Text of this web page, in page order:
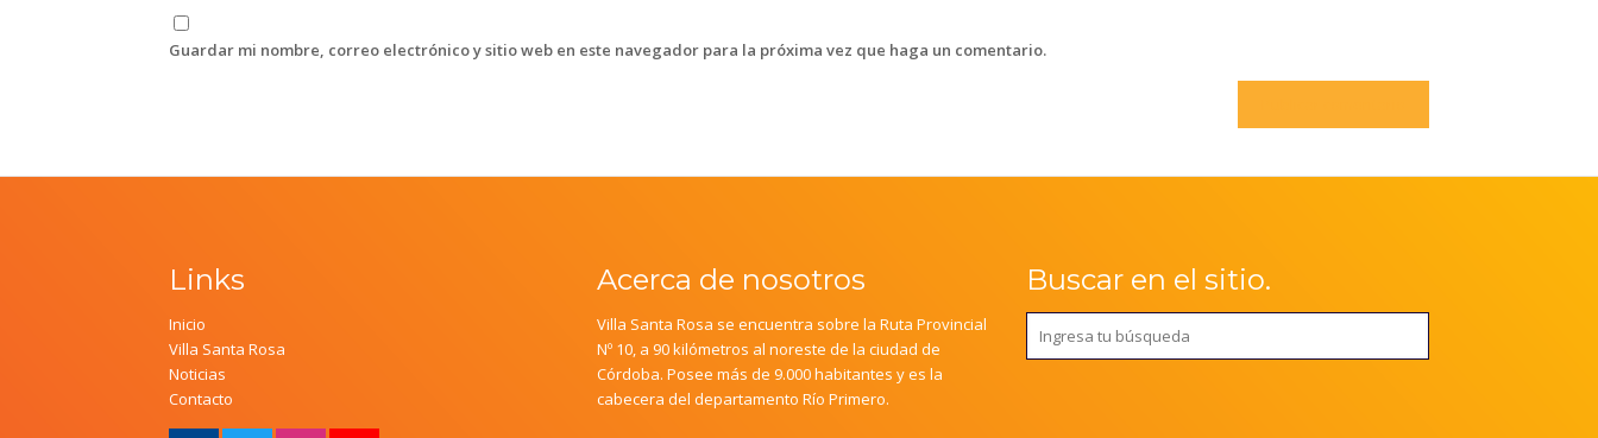
Guardar mi nombre, correo electrónico y sitio web en este navegador para la próxima vez que haga un comentario.
Links
Inicio
Villa Santa Rosa
Noticias
Contacto
Acerca de nosotros
Villa Santa Rosa se encuentra sobre la Ruta Provincial
Nº 10, a 90 kilómetros al noreste de la ciudad de
Córdoba. Posee más de 9.000 habitantes y es la
cabecera del departamento Río Primero.
Buscar en el sitio.